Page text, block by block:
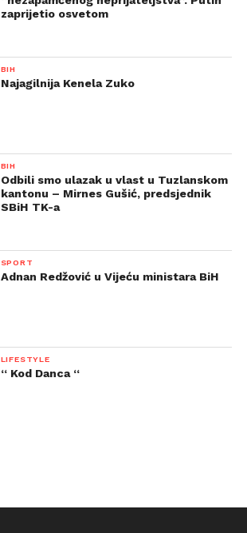
zaprijetio osvetom
BIH
Najagilnija Kenela Zuko
BIH
Odbili smo ulazak u vlast u Tuzlanskom
kantonu – Mirnes Gušić, predsjednik
SBiH TK-a
SPORT
Adnan Redžović u Vijeću ministara BiH
LIFESTYLE
“ Kod Danca “